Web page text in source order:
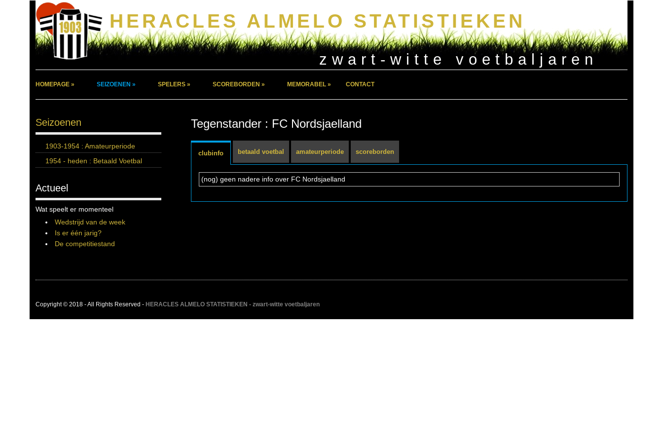
HERACLES ALMELO STATISTIEKEN
zwart-witte voetbaljaren
HOMEPAGE » SEIZOENEN » SPELERS » SCOREBORDEN » MEMORABEL » CONTACT
Seizoenen
1903-1954 : Amateurperiode
1954 - heden : Betaald Voetbal
Actueel
Wat speelt er momenteel
Wedstrijd van de week
Is er één jarig?
De competitiestand
Tegenstander : FC Nordsjaelland
clubinfo betaald voetbal amateurperiode scoreborden
(nog) geen nadere info over FC Nordsjaelland
Copyright © 2018 - All Rights Reserved - HERACLES ALMELO STATISTIEKEN - zwart-witte voetbaljaren